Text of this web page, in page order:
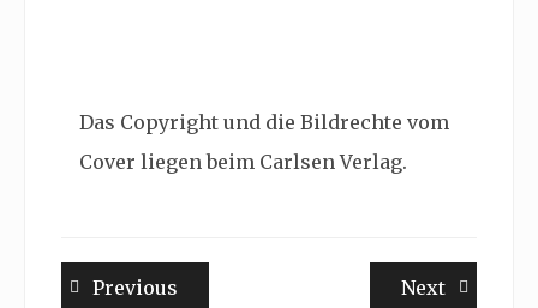
Das Copyright und die Bildrechte vom
Cover liegen beim Carlsen Verlag.
Beitragsnavigation
Previous NextNext